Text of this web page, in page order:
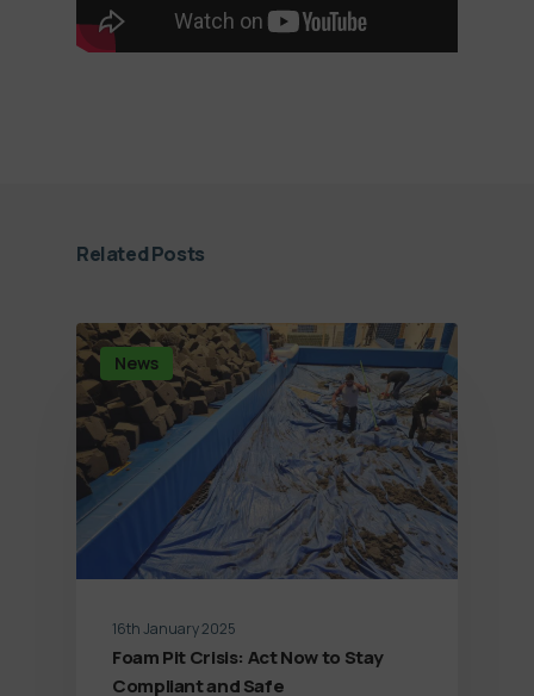
Related Posts
News
16th January 2025
Foam Pit Crisis: Act Now to Stay
Compliant and Safe